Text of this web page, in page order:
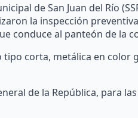
de San Juan del Río
la inspección
conduce al panteón de la
corta, metálica en color
de la República, para